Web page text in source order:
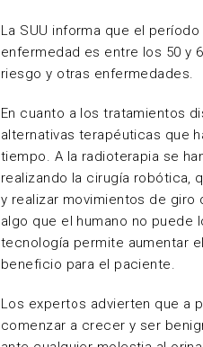
La SUU informa que el
enfermedad es entre los 50 y
riesgo y otras enfermedades.
En cuanto a los tratamientos
alternativas terapéuticas que
tiempo. A la radioterapia se
realizando la cirugía robótica,
y realizar movimientos de giro
algo que el humano no puede
tecnología permite aumentar
beneficio para el paciente.
Los expertos advierten que a
comenzar a crecer y ser